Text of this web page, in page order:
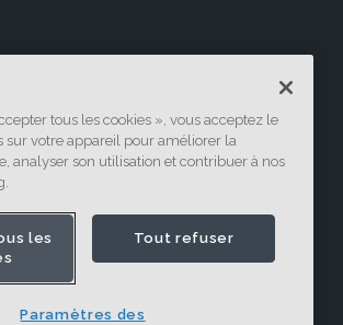
tous les cookies », vous acceptez le
sur votre appareil pour améliorer la
analyser son utilisation et contribuer à nos
les
Tout refuser
Paramètres des